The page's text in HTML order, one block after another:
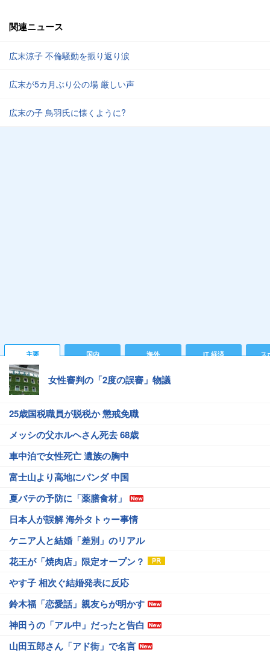
関連ニュース
広末涼子 不倫騒動を振り返り涙
広末が5カ月ぶり公の場 厳しい声
広末の子 鳥羽氏に懐くように?
主要 国内 海外 IT 経済 ス
女性審判の「2度の誤審」物議
25歳国税職員が脱税か 懲戒免職
メッシの父ホルヘさん死去 68歳
車中泊で女性死亡 遺族の胸中
富士山より高地にパンダ 中国
夏バテの予防に「薬膳食材」
日本人が誤解 海外タトゥー事情
ケニア人と結婚「差別」のリアル
花王が「焼肉店」限定オープン？
やす子 相次ぐ結婚発表に反応
鈴木福「恋愛話」親友らが明かす
神田うの「アル中」だったと告白
山田五郎さん「アド街」で名言